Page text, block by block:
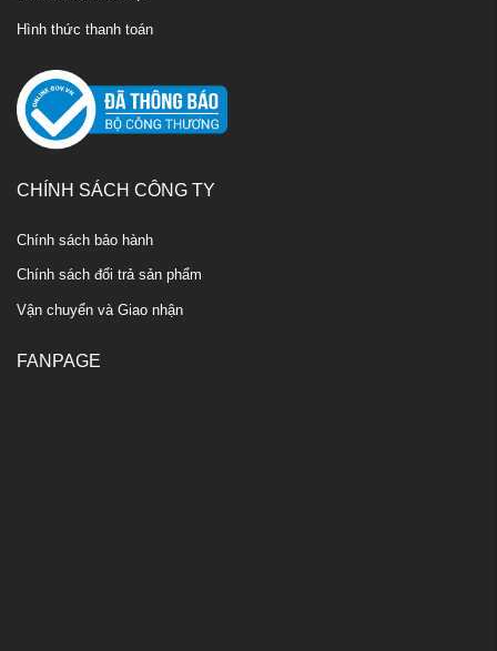
Hình thức thanh toán
CHÍNH SÁCH CÔNG TY
Chính sách bảo hành
Chính sách đổi trả sản phẩm
Vận chuyển và Giao nhận
FANPAGE